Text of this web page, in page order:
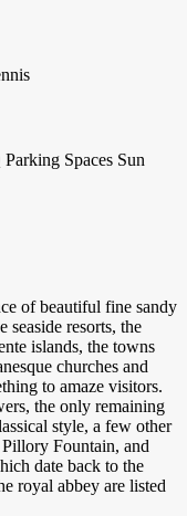
Parking Spaces Sun
of beautiful fine sandy
seaside resorts, the
islands, the towns
churches and
to amaze visitors.
the only remaining
style, a few other
Fountain, and
date back to the
royal abbey are listed